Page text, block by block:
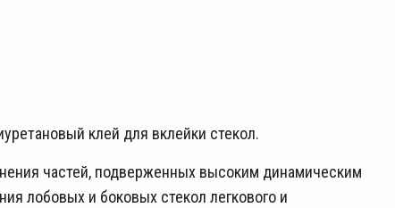
клей для вклейки стекол.
частей, подверженных высоким динамическим
лобовых и боковых стекол легкового и